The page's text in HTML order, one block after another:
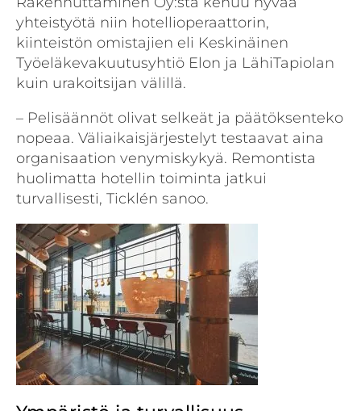
yhteistyötä niin hotellioperaattorin,
kiinteistön omistajien eli Keskinäinen
Työeläkevakuutusyhtiö Elon ja LähiTapiolan
kuin urakoitsijan välillä.
– Pelisäännöt olivat selkeät ja päätöksenteko
nopeaa. Väliaikaisjärjestelyt testaavat aina
organisaation venymiskykyä. Remontista
huolimatta hotellin toiminta jatkui
turvallisesti, Ticklén sanoo.